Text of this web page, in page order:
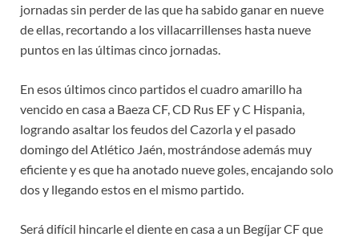
jornadas sin perder de las que ha sabido ganar en nueve
de ellas, recortando a los villacarrillenses hasta nueve
puntos en las últimas cinco jornadas.
En esos últimos cinco partidos el cuadro amarillo ha
vencido en casa a Baeza CF, CD Rus EF y C Hispania,
logrando asaltar los feudos del Cazorla y el pasado
domingo del Atlético Jaén, mostrándose además muy
eficiente y es que ha anotado nueve goles, encajando solo
dos y llegando estos en el mismo partido.
Será difícil hincarle el diente en casa a un Begíjar CF que